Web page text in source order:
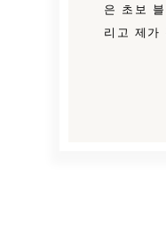
은 초보
리고 제가